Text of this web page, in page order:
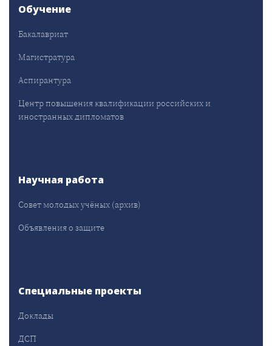
Обучение
Бакалавриат
Магистратура
Аспирантура
Центр повышения квалификации российских и
иностранных дипломатов
Научная работа
Совет молодых учёных (архив)
Объявления о защите
Специальные проекты
Доклады
ДСП